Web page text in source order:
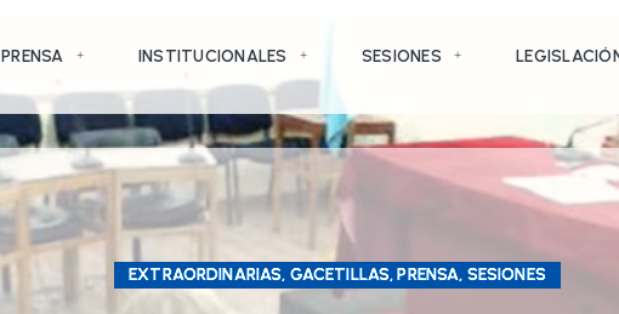
PRENSA INSTITUCIONALES SESIONES
EXTRAORDINARIAS, GACETILLAS, PRENSA, SESIONES